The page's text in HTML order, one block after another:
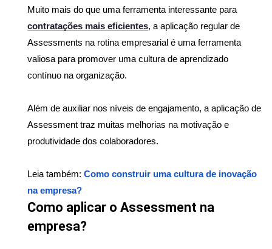
contratações mais eficientes, a aplicação regular de
Assessments na rotina empresarial é uma ferramenta
valiosa para promover uma cultura de aprendizado
contínuo na organização.
Além de auxiliar nos níveis de engajamento, a aplicação de
Assessment traz muitas melhorias na motivação e
produtividade dos colaboradores.
Leia também: Como construir uma cultura de inovação
na empresa?
Como aplicar o Assessment na
empresa?